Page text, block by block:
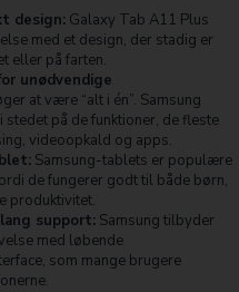
design: Galaxy Tab A11 Plus
med et design, der stadig er
eller på farten.
unødvendige
at være “alt i én”. Samsung
på de funktioner, de fleste
videoopkald og apps.
Samsung-tablets er populære
de fungerer godt til både børn,
produktivitet.
support: Samsung tilbyder
med løbende
som mange brugere